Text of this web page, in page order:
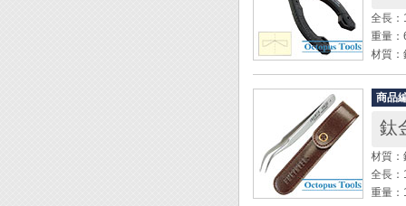
全長
重量
材質
硬度
切斷
◆ 適
六角
◆ ESD
握。
商品
材質
全長
重量